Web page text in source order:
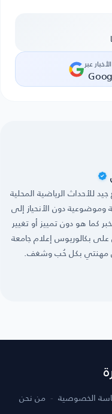
عبر
للأحداث الرياضية المحلية
وموضوعية دون الأنحياز إلى
كما هو دون تمييز أو تغيير
على بكالوريوس إعلام جامعة
الخصوصية
من نحن